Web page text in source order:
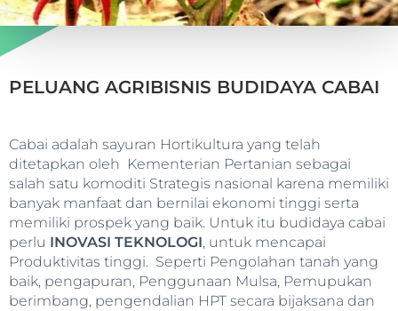
PELUANG AGRIBISNIS BUDIDAYA CABAI
Cabai adalah sayuran Hortikultura yang telah
ditetapkan oleh Kementerian Pertanian sebagai
salah satu komoditi Strategis nasional karena memiliki
banyak manfaat dan bernilai ekonomi tinggi serta
memiliki prospek yang baik. Untuk itu budidaya cabai
perlu INOVASI TEKNOLOGI, untuk mencapai
Produktivitas tinggi. Seperti Pengolahan tanah yang
baik, pengapuran, Penggunaan Mulsa, Pemupukan
berimbang, pengendalian HPT secara bijaksana dan